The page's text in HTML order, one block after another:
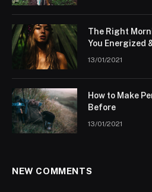
The Right
You Energized
13/01/2021
How to Make
Before
13/01/2021
NEW COMMENTS